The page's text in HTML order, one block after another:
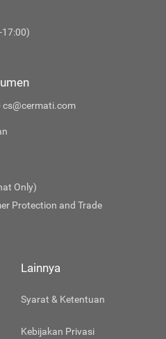
17:00)
cs@cermati.com
Only)
Protection and Trade
Lainnya
Syarat & Ketentuan
Kebijakan Privasi